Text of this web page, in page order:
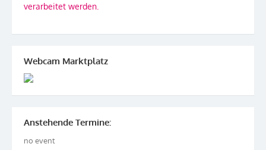
verarbeitet werden.
Webcam Marktplatz
Anstehende Termine:
no event